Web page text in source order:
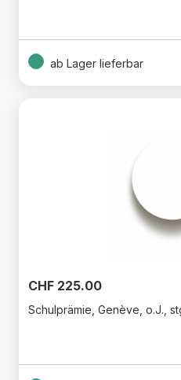
ab Lager lieferbar
CHF 225.00
Schulprämie, Genève, o.J.,